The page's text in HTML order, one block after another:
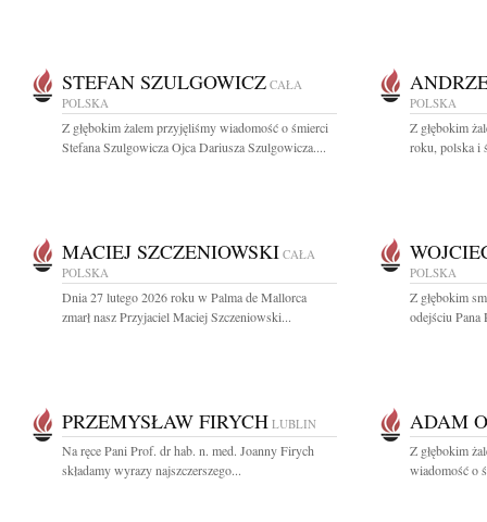
STEFAN SZULGOWICZ CAŁA
POLSKA
Z głębokim żalem przyjęliśmy wiadomość o śmierci
Stefana Szulgowicza Ojca Dariusza Szulgowicza....
POLSKA
Z głębokim
roku, polska i
MACIEJ SZCZENIOWSKI CAŁA
POLSKA
Dnia 27 lutego 2026 roku w Palma de Mallorca
zmarł nasz Przyjaciel Maciej Szczeniowski...
POLSKA
Z głębokim
odejściu Pana
PRZEMYSŁAW FIRYCH LUBLIN
Na ręce Pani Prof. dr hab. n. med. Joanny Firych
składamy wyrazy najszczerszego...
ADAM
Z głębokim
wiadomość o